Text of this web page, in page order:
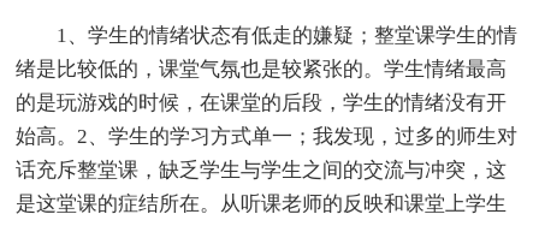
1、学生的情绪状态有低走的嫌疑；整堂课学生的情
绪是比较低的，课堂气氛也是较紧张的。学生情绪最高
的是玩游戏的时候，在课堂的后段，学生的情绪没有开
始高。2、学生的学习方式单一；我发现，过多的师生对
话充斥整堂课，缺乏学生与学生之间的交流与冲突，这
是这堂课的症结所在。从听课老师的反映和课堂上学生